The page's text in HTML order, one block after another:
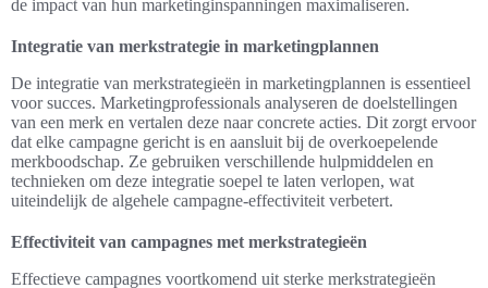
de impact van hun marketinginspanningen maximaliseren.
Integratie van merkstrategie in marketingplannen
De integratie van merkstrategieën in marketingplannen is essentieel
voor succes. Marketingprofessionals analyseren de doelstellingen
van een merk en vertalen deze naar concrete acties. Dit zorgt ervoor
dat elke campagne gericht is en aansluit bij de overkoepelende
merkboodschap. Ze gebruiken verschillende hulpmiddelen en
technieken om deze integratie soepel te laten verlopen, wat
uiteindelijk de algehele campagne-effectiviteit verbetert.
Effectiviteit van campagnes met merkstrategieën
Effectieve campagnes voortkomend uit sterke merkstrategieën